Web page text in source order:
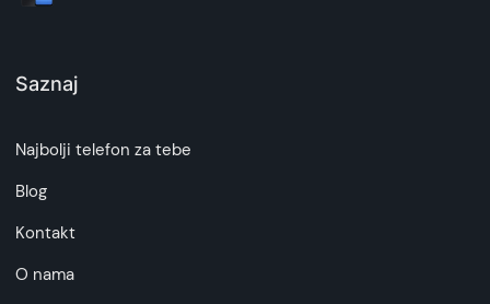
Saznaj
Najbolji telefon za tebe
Blog
Kontakt
O nama